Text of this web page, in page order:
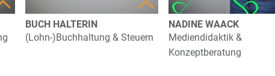
BUCH HALTERIN
(Lohn-)Buchhaltung & Steuern
NADINE WAACK
Mediendidaktik &
Konzeptberatung